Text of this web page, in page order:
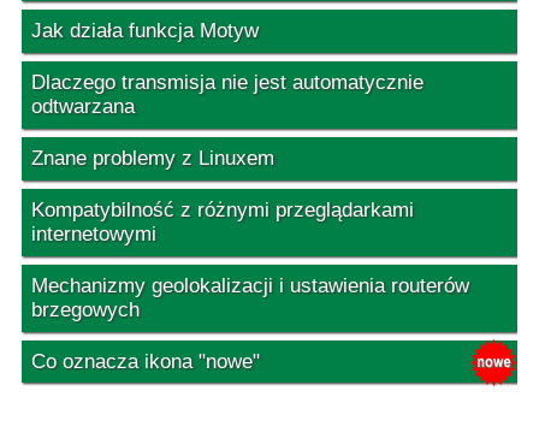
Jak działa funkcja Motyw
Dlaczego transmisja nie jest automatycznie
odtwarzana
Znane problemy z Linuxem
Kompatybilność z różnymi przeglądarkami
internetowymi
Mechanizmy geolokalizacji i ustawienia routerów
brzegowych
Co oznacza ikona "nowe"